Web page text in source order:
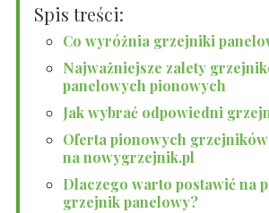
Spis treści:
Co wyróżnia grzejniki
Najważniejsze zalety
panelowych pionowych
Jak wybrać odpowiedni
Oferta pionowych
na nowygrzejnik.pl
Dlaczego warto postawić na
grzejnik panelowy?